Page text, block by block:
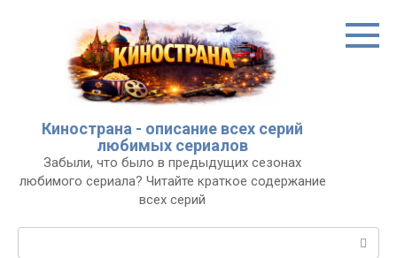
Кинострана - описание всех серий
любимых сериалов
Забыли, что было в предыдущих сезонах
любимого сериала? Читайте краткое содержание
всех серий